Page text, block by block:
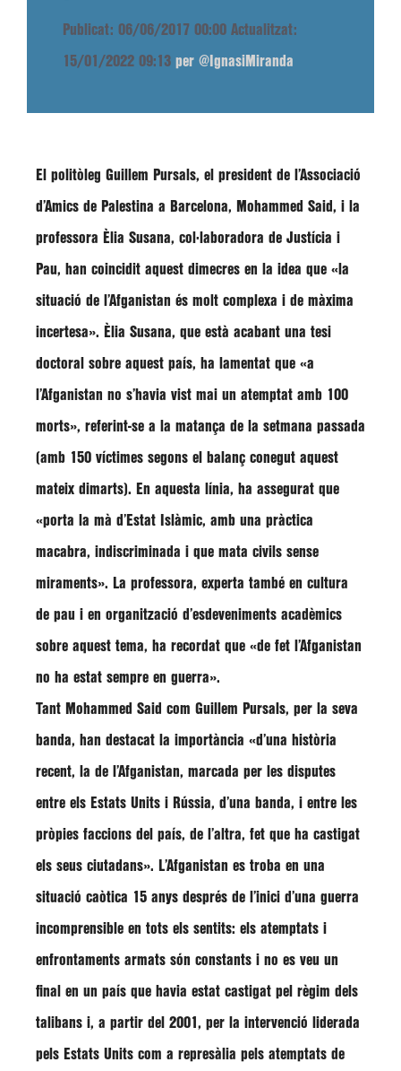
Publicat: 06/06/2017 00:00 Actualitzat:
15/01/2022 09:13 per @IgnasiMiranda
El politòleg Guillem Pursals, el president de l’Associació
d’Amics de Palestina a Barcelona, Mohammed Said , i la
professora Èlia Susana, col·laboradora de Justícia i
Pau, han coincidit aquest dimecres en la idea que «la
situació de l’Afganistan és molt complexa i de màxima
incertesa». Èlia Susana, que està acabant una tesi
doctoral sobre aquest país, ha lamentat que «a
l’Afganistan no s’havia vist mai un atemptat amb 100
morts», referint-se a la matança de la setmana passada
(amb 150 víctimes segons el balanç conegut aquest
mateix dimarts). En aquesta línia, ha assegurat que
«porta la mà d’Estat Islàmic, amb una pràctica
macabra, indiscriminada i que mata civils sense
miraments». La professora, experta també en cultura
de pau i en organització d’esdeveniments acadèmics
sobre aquest tema, ha recordat que «de fet l’Afganistan
no ha estat sempre en guerra».
Tant Mohammed Said com Guillem Pursals, per la seva
banda, han destacat la importància «d’una història
recent, la de l’Afganistan, marcada per les disputes
entre els Estats Units i Rússia, d’una banda, i entre les
pròpies faccions del país, de l’altra, fet que ha castigat
els seus ciutadans». L’Afganistan es troba en una
situació caòtica 15 anys després de l’inici d’una guerra
incomprensible en tots els sentits: els atemptats i
enfrontaments armats són constants i no es veu un
final en un país que havia estat castigat pel règim dels
talibans i, a partir del 2001, per la intervenció liderada
pels Estats Units com a represàlia pels atemptats de